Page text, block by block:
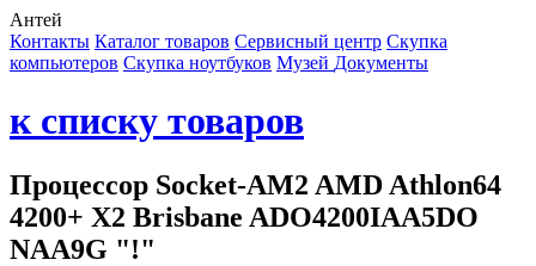
Антей
Контакты Каталог товаров Сервисный центр Cкупка
компьютеров Cкупка ноутбуков Музей Документы
к списку товаров
Процессор Socket-AM2 AMD Athlon64
4200+ X2 Brisbane ADO4200IAA5DO
NAA9G "!"